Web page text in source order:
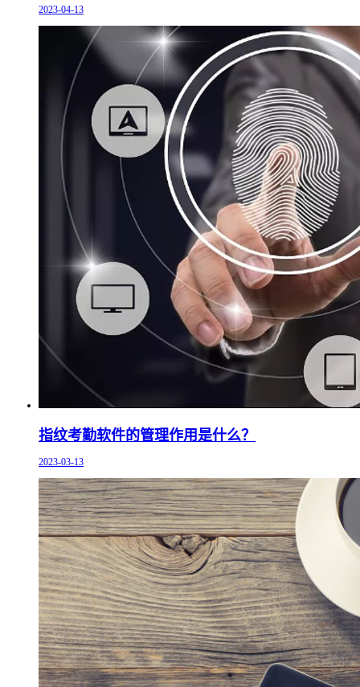
2023-04-13
指纹考勤软件的管理作用是什么？
2023-03-13